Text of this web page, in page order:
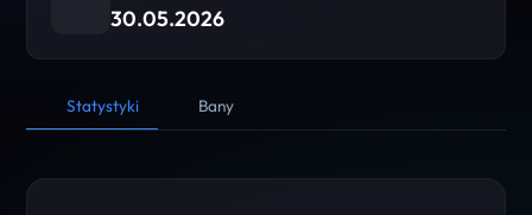
30.05.2026
Statystyki Bany